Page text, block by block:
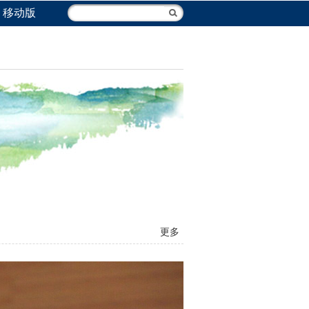
移动版
更多